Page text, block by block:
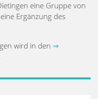
eine Gruppe von
Ergänzung des
wird in den ⇒